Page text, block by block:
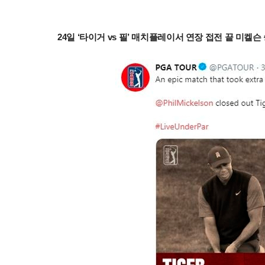
24일 ‘타이거 vs 필’ 매치플레이서 연장 접전 끝 미켈